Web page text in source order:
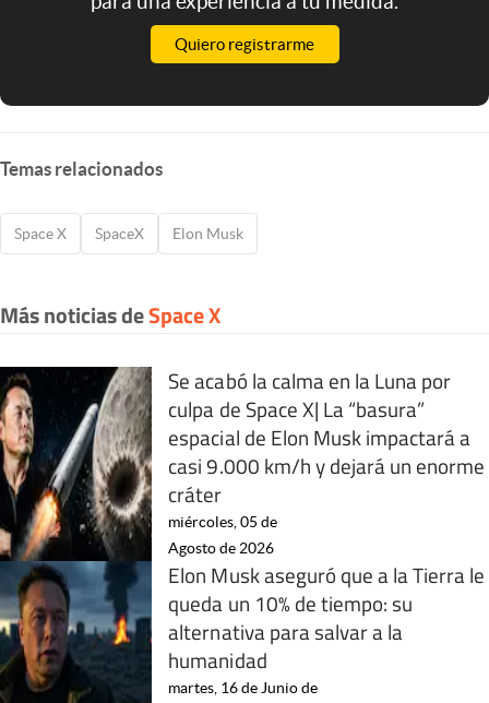
Quiero registrarme
Temas relacionados
Space X SpaceX Elon Musk
Más noticias deSpace X
Se acabó la calma en la Luna por
culpa de Space X| La “basura”
espacial de Elon Musk impactará a
casi 9.000 km/h y dejará un enorme
cráter
miércoles, 05 de
Agosto de 2026
Elon Musk aseguró que a la Tierra le
queda un 10% de tiempo: su
alternativa para salvar a la
humanidad
martes, 16 de Junio de